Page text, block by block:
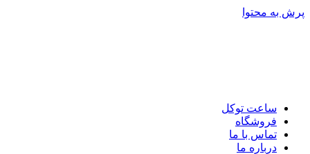
پرش به محتوا
ساعت توکل
فروشگاه
تماس با ما
درباره ما